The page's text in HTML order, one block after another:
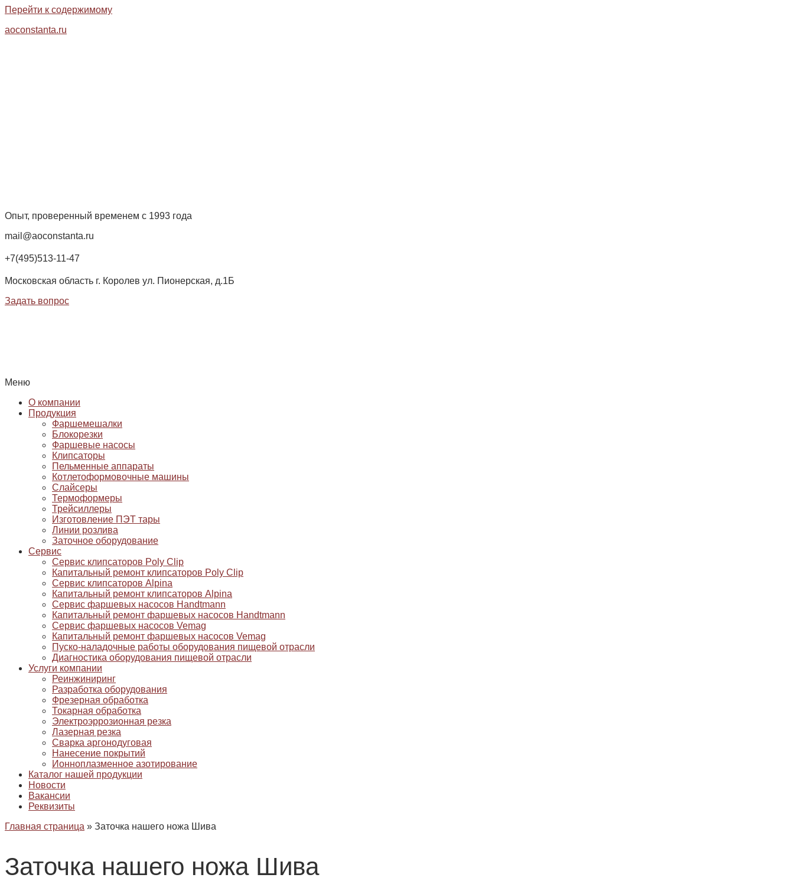
Перейти к содержимому
aoconstanta.ru
Опыт, проверенный временем с 1993 года
mail@aoconstanta.ru
+7(495)513-11-47
Московская область г. Королев ул. Пионерская, д.1Б
Задать вопрос
Меню
О компании
Продукция
Фаршемешалки
Блокорезки
Фаршевые насосы
Клипсаторы
Пельменные аппараты
Котлетоформовочные машины
Слайсеры
Термоформеры
Трейсиллеры
Изготовление ПЭТ тары
Линии розлива
Заточное оборудование
Сервис
Сервис клипсаторов Poly Clip
Капитальный ремонт клипсаторов Poly Clip
Сервис клипсаторов Alpina
Капитальный ремонт клипсаторов Alpina
Сервис фаршевых насосов Handtmann
Капитальный ремонт фаршевых насосов Handtmann
Сервис фаршевых насосов Vemag
Капитальный ремонт фаршевых насосов Vemag
Пуско-наладочные работы оборудования пищевой отрасли
Диагностика оборудования пищевой отрасли
Услуги компании
Реинжиниринг
Разработка оборудования
Фрезерная обработка
Токарная обработка
Электроэррозионная резка
Лазерная резка
Сварка аргонодуговая
Нанесение покрытий
Ионноплазменное азотирование
Каталог нашей продукции
Новости
Вакансии
Реквизиты
Главная страница » Заточка нашего ножа Шива
Заточка нашего ножа Шива